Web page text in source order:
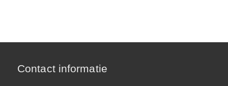
Contact informatie